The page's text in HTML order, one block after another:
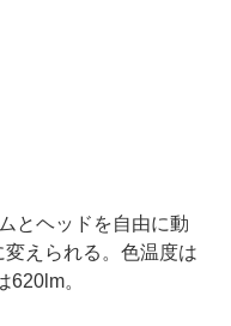
とヘッドを自由に動
えられる。色温度は
。